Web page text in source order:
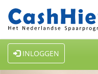
INLOGGEN